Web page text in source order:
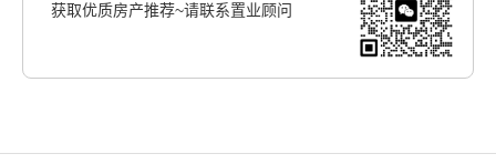
获取优质房产推荐~请联系置业顾问